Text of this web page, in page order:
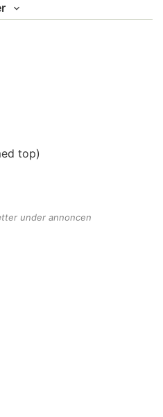
top)
under annoncen